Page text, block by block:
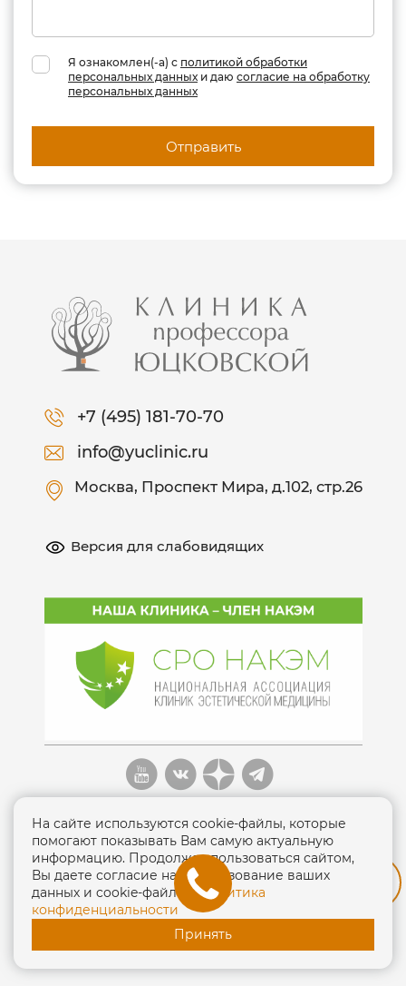
Я ознакомлен(-а) с политикой обработки
персональных данных и даю согласие на обработку
персональных данных
Отправить
+7 (495) 181-70-70
info@yuclinic.ru
Москва, Проспект Мира, д.102, стр.26
Версия для слабовидящих
Политика конфиденциальности
ЛО-77-01-013138 от 15 сентября 2016г.
На сайте используются cookie-файлы, которые
помогают показывать Вам самую актуальную
информацию. Продолжая пользоваться сайтом,
Вы даете согласие на использование ваших
данных и cookie-файлов.Политика
конфиденциальности
Принять